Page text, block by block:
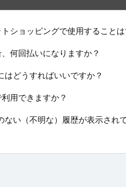
ショッピングで使用すること
何回払いになりますか？
はどうすればいいですか？
用できますか？
ない（不明な）履歴が表示され